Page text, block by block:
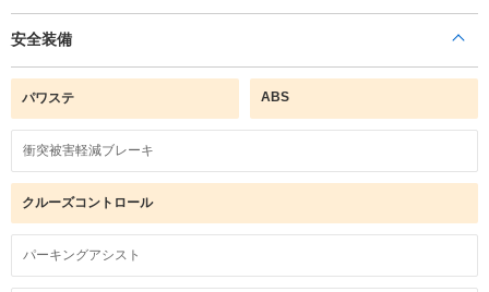
安全装備
パワステ ABS
衝突被害軽減ブレーキ
クルーズコントロール
パーキングアシスト